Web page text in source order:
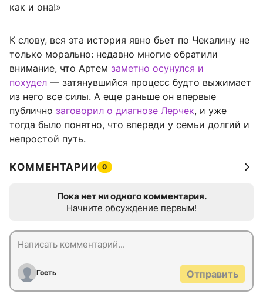
как и она!»
К слову, вся эта история явно бьет по Чекалину не
только морально: недавно многие обратили
внимание, что Артем заметно осунулся и
похудел — затянувшийся процесс будто выжимает
из него все силы. А еще раньше он впервые
публично заговорил о диагнозе Лерчек, и уже
тогда было понятно, что впереди у семьи долгий и
непростой путь.
КОММЕНТАРИИ 0
Пока нет ни одного комментария.
Начните обсуждение первым!
Гость Отправить